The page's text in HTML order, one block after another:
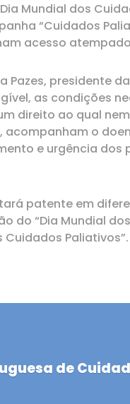
Dia Mundial dos
“Cuidados
acesso
Pazes, presidente
as condições
direito ao qual
acompanham o
e urgência dos
patente em
do “Dia Mundial
Cuidados
de